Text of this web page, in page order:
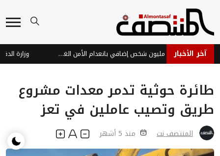
آخر الأخبار النينيو تهدد 49 مليون شخص إضافي بانعدام الأمن الغذائي بحلول نهاية 2027
طائرة حوثية تدمر معدات مشروع
طريق وتصيب عاملين في تعز
المنتصف نت منذ 5 أشهر